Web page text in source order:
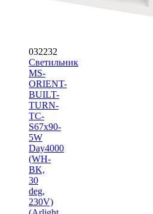
032232
Светильник
MS-
ORIENT-
BUILT-
TURN-
TC-
S67x90-
5W
Day4000
(WH-
BK,
30
deg,
230V)